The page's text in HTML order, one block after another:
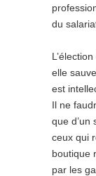
du
elle
est
Il ne
que d’un
ceux qui
boutique
par les